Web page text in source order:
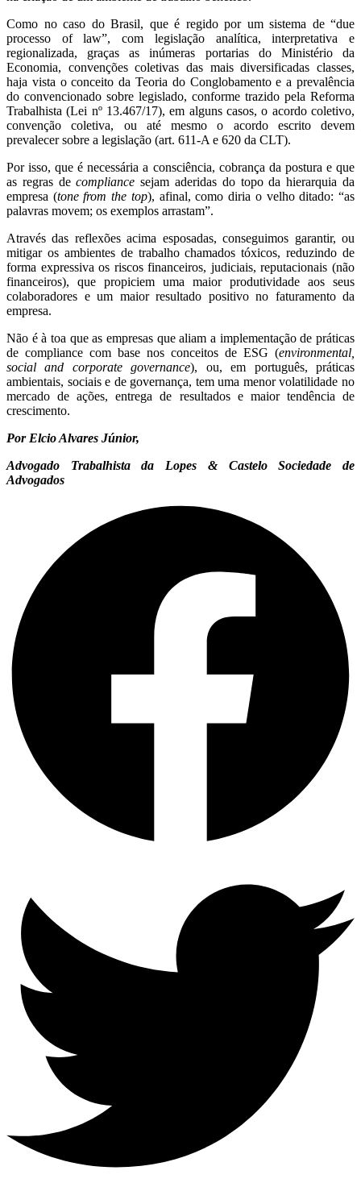
Como no caso do Brasil, que é regido por um sistema de “due
processo of law”, com legislação analítica, interpretativa e
regionalizada, graças as inúmeras portarias do Ministério da
Economia, convenções coletivas das mais diversificadas classes,
haja vista o conceito da Teoria do Conglobamento e a prevalência
do convencionado sobre legislado, conforme trazido pela Reforma
Trabalhista (Lei nº 13.467/17), em alguns casos, o acordo coletivo,
convenção coletiva, ou até mesmo o acordo escrito devem
prevalecer sobre a legislação (art. 611-A e 620 da CLT).
Por isso, que é necessária a consciência, cobrança da postura e que
as regras decompliance sejam aderidas do topo da hierarquia da
empresa (tone from the top), afinal, como diria o velho ditado: “as
palavras movem; os exemplos arrastam”.
Através das reflexões acima esposadas, conseguimos garantir, ou
mitigar os ambientes de trabalho chamados tóxicos, reduzindo de
forma expressiva os riscos financeiros, judiciais, reputacionais (não
financeiros), que propiciem uma maior produtividade aos seus
colaboradores e um maior resultado positivo no faturamento da
empresa.
Não é à toa que as empresas que aliam a implementação de práticas
de compliance com base nos conceitos de ESG (environmental,
social and corporate governance), ou, em português, práticas
ambientais, sociais e de governança, tem uma menor volatilidade no
mercado de ações, entrega de resultados e maior tendência de
crescimento.
Por Elcio Alvares Júnior,
Advogado Trabalhista da Lopes & Castelo Sociedade de
Advogados